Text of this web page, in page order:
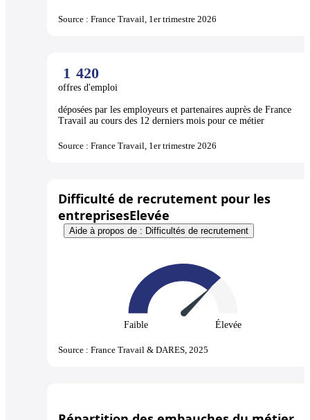
Source : France Travail, 1er trimestre 2026
1 420
offres d'emploi
déposées par les employeurs et partenaires auprès de France
Travail au cours des 12 derniers mois pour ce métier
Source : France Travail, 1er trimestre 2026
Difficulté de recrutement pour les
entreprisesElevée
Aide à propos de : Difficultés de recrutement
Faible Élevée
Source : France Travail & DARES, 2025